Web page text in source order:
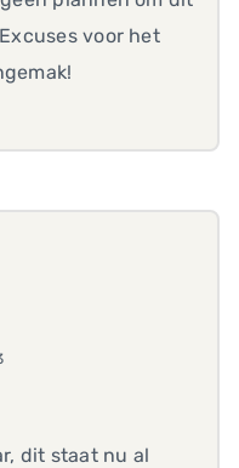
voor het
dit staat nu al